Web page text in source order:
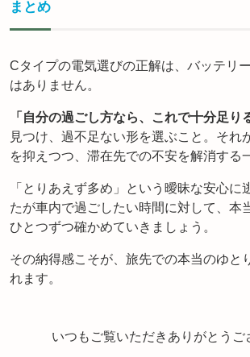
まとめ
Cタイプの電気選びの正解は、バッテリ
はありません。
「自分の過ごし方なら、これで十分足り
見つけ、過不足ない形を選ぶこと。それ
を抑えつつ、滞在先での不安を解消する
「とりあえず多め」という曖昧な安心に
たが車内で過ごしたい時間に対して、本
ひとつずつ確かめていきましょう。
その納得感こそが、旅先での本当のゆと
れます。
いつもご覧いただきありがとうご